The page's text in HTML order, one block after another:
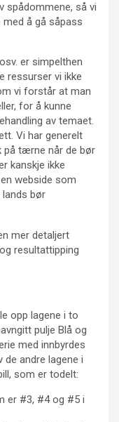
spådommene, så vi
å gå såpass
er simpelthen
ressurser vi ikke
vi forstår at man
for å kunne
av temaet.
Vi har generelt
på tærne når de bør
kanskje ikke
webside som
lands bør
mer detaljert
resultattipping
opp lagene i to
pulje Blå og
med innbyrdes
andre lagene i
som er todelt:
er #3, #4 og #5 i